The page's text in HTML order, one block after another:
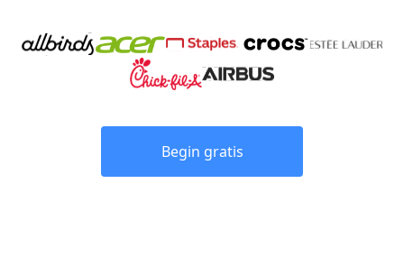
Begin gratis